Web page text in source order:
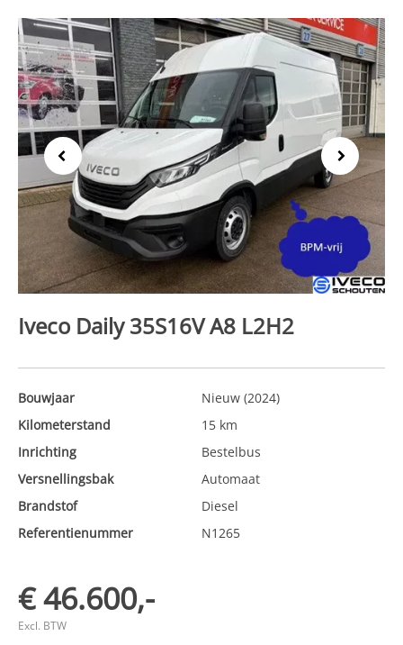
Previous Next
Iveco Daily 35S16V A8 L2H2
Bouwjaar
Nieuw (2024)
Kilometerstand
15 km
Inrichting
Bestelbus
Versnellingsbak
Automaat
Brandstof
Diesel
Referentienummer
N1265
€ 46.600,-
Excl. BTW